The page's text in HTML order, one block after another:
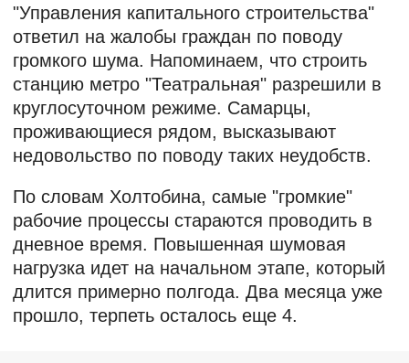
"Управления капитального строительства"
ответил на жалобы граждан по поводу
громкого шума. Напоминаем, что строить
станцию метро "Театральная" разрешили в
круглосуточном режиме. Самарцы,
проживающиеся рядом, высказывают
недовольство по поводу таких неудобств.
По словам Холтобина, самые "громкие"
рабочие процессы стараются проводить в
дневное время. Повышенная шумовая
нагрузка идет на начальном этапе, который
длится примерно полгода. Два месяца уже
прошло, терпеть осталось еще 4.